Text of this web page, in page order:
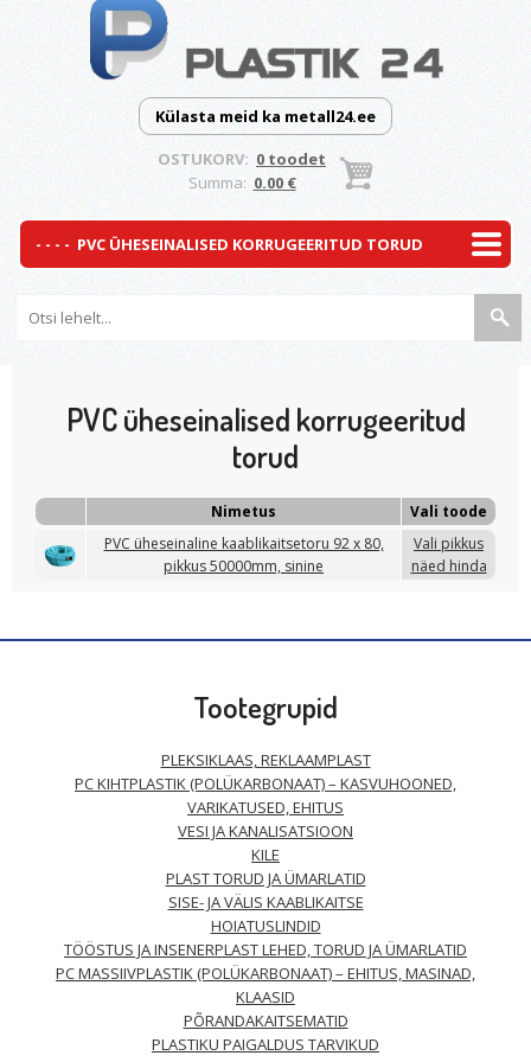
Külasta meid ka metall24.ee
OSTUKORV: 0 toodet
Summa: 0.00 €
PVC üheseinalised korrugeeritud
torud
Nimetus
Vali toode
PVC üheseinaline kaablikaitsetoru 92 x 80,
pikkus 50000mm, sinine
Vali pikkus
näed hinda
Tootegrupid
PLEKSIKLAAS, REKLAAMPLAST
PC KIHTPLASTIK (POLÜKARBONAAT) – KASVUHOONED,
VARIKATUSED, EHITUS
VESI JA KANALISATSIOON
KILE
PLAST TORUD JA ÜMARLATID
SISE- JA VÄLIS KAABLIKAITSE
HOIATUSLINDID
TÖÖSTUS JA INSENERPLAST LEHED, TORUD JA ÜMARLATID
PC MASSIIVPLASTIK (POLÜKARBONAAT) – EHITUS, MASINAD,
KLAASID
PÕRANDAKAITSEMATID
PLASTIKU PAIGALDUS TARVIKUD